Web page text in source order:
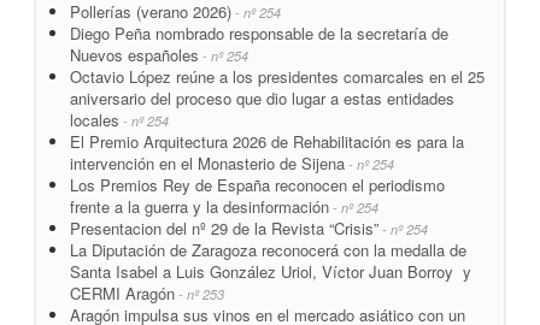
Pollerías (verano 2026) - nº 254
Diego Peña nombrado responsable de la secretaría de
Nuevos españoles - nº 254
Octavio López reúne a los presidentes comarcales en el 25
aniversario del proceso que dio lugar a estas entidades
locales - nº 254
El Premio Arquitectura 2026 de Rehabilitación es para la
intervención en el Monasterio de Sijena - nº 254
Los Premios Rey de España reconocen el periodismo
frente a la guerra y la desinformación - nº 254
Presentacion del nº 29 de la Revista “Crisis” - nº 254
La Diputación de Zaragoza reconocerá con la medalla de
Santa Isabel a Luis González Uriol, Víctor Juan Borroy y
CERMI Aragón - nº 253
Aragón impulsa sus vinos en el mercado asiático con un